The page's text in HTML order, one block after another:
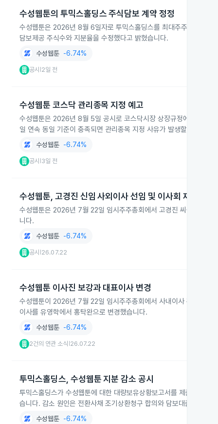
수성웹툰의 투믹스홀딩스 주식담보 계약 정정
수성웹툰은 2026년 8월 6일자로 투믹스홀딩스를 최대주주로 하는
담보제공 주식수와 지분율을 수정했다고 밝혔습니다.
수성웹툰 -6.74%
공시 2일 전
수성웹툰 코스닥 관리종목 지정 예고
수성웹툰은 2026년 8월 5일 공시로 코스닥시장 상장규정에 따라 보
일 연속 동일 기준이 충족되면 관리종목 지정 사유가 발생할 수 있음
수성웹툰 -6.74%
공시 3일 전
수성웹툰, 고경진 신임 사외이사 선임 및 이사회 재구성
수성웹툰은 2026년 7월 22일 임시주주총회에서 고경진 씨를 신규
니다.
수성웹툰 -6.74%
공시 26.07.22
수성웹툰 이사진 보강과 대표이사 변경
수성웹툰이 2026년 7월 22일 임시주주총회에서 사내이사 홍탁완과
이사를 유영학에서 홍탁완으로 변경했습니다.
수성웹툰 -6.74%
2건의 연관 소식 26.07.22
투믹스홀딩스, 수성웹툰 지분 감소 공시
투믹스홀딩스가 수성웹툰에 대한 대량보유상황보고서를 제출해
습니다. 감소 원인은 전환사채 조기상환청구 합의와 담보대출 계약
수성웹툰 -6.74%